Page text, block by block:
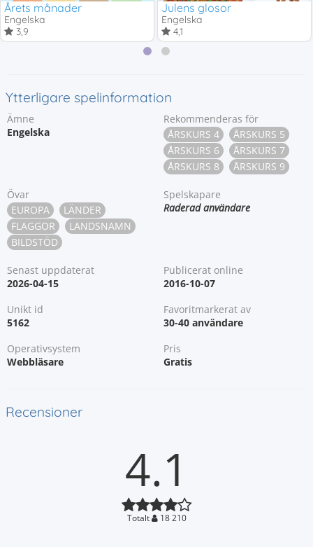
Årets månader
Engelska
3,9
Julens glosor
Engelska
4,1
Ytterligare spelinformation
Ämne
Engelska
Rekommenderas för
ÅRSKURS 4
ÅRSKURS 5
ÅRSKURS 6
ÅRSKURS 7
ÅRSKURS 8
ÅRSKURS 9
Övar
EUROPA
LÄNDER
FLAGGOR
LANDSNAMN
BILDSTÖD
Spelskapare
Raderad användare
Senast uppdaterat
2026-04-15
Publicerat online
2016-10-07
Unikt id
5162
Favoritmarkerat av
30-40 användare
Operativsystem
Webbläsare
Pris
Gratis
Recensioner
4.1
Totalt 18 210